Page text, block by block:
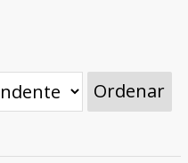
Ordenar